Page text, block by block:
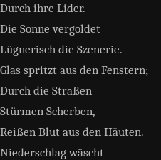
Durch ihre Lider.
Die Sonne vergoldet
Lügnerisch die Szenerie.
Glas spritzt aus den Fenstern;
Durch die Straßen
Stürmen Scherben,
Reißen Blut aus den Häuten.
Niederschlag wäscht